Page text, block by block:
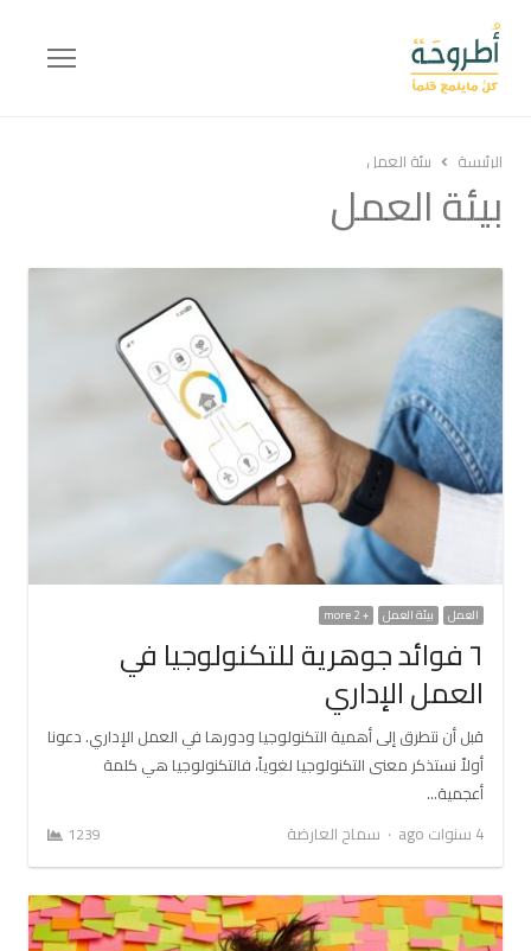
Menu
الرئيسة بيئة العمل
بيئة العمل
العمل بيئة العمل + 2 more
٦ فوائد جوهرية للتكنولوجيا في
العمل الإداري
قبل أن نتطرق إلى أهمية التكنولوجيا ودورها في العمل الإداري. دعونا
أولاً نستذكر معنى التكنولوجيا لغوياً، فالتكنولوجيا هي كلمة
أعجمية…
4 سنوات ago
Author
سماح العارضة 1239